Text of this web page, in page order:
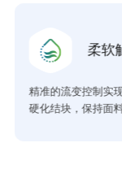
柔软
精准的流变控制实
硬化结块，保持面